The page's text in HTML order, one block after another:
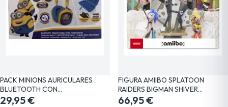
PACK MINIONS AURICULARES
BLUETOOTH CON…
29,95 €
FIGURA AMIIBO SPLATOON
RAIDERS BIGMAN SHIVER…
66,95 €